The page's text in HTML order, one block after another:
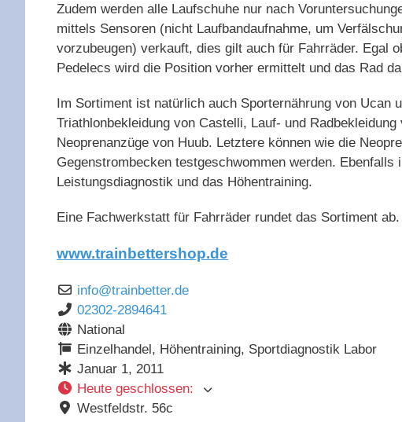
Zudem werden alle Laufschuhe nur nach
mittels Sensoren (nicht Laufbandaufnahme, um
vorzubeugen) verkauft, dies gilt auch für Fahrräder. Egal
Pedelecs wird die Position vorher ermittelt und das Rad
Im Sortiment ist natürlich auch Sporternährung von Ucan
Triathlonbekleidung von Castelli, Lauf- und
Neoprenanzüge von Huub. Letztere können wie die
Gegenstrombecken testgeschwommen werden. Ebenfalls
Leistungsdiagnostik und das Höhentraining.
Eine Fachwerkstatt für Fahrräder rundet das Sortiment ab.
www.trainbettershop.de
info@trainbetter.de
02302-2894641
National
Einzelhandel, Höhentraining, Sportdiagnostik Labor
Januar 1, 2011
Heute geschlossen:
Westfeldstr. 56c